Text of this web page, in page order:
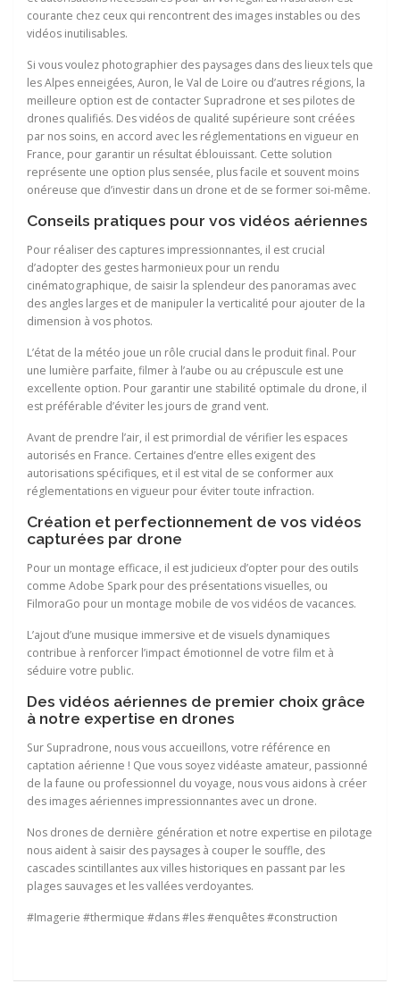
courante chez ceux qui rencontrent des images instables ou des
vidéos inutilisables.
Si vous voulez photographier des paysages dans des lieux tels que
les Alpes enneigées, Auron, le Val de Loire ou d’autres régions, la
meilleure option est de contacter Supradrone et ses pilotes de
drones qualifiés. Des vidéos de qualité supérieure sont créées
par nos soins, en accord avec les réglementations en vigueur en
France, pour garantir un résultat éblouissant. Cette solution
représente une option plus sensée, plus facile et souvent moins
onéreuse que d’investir dans un drone et de se former soi-même.
Conseils pratiques pour vos vidéos aériennes
Pour réaliser des captures impressionnantes, il est crucial
d’adopter des gestes harmonieux pour un rendu
cinématographique, de saisir la splendeur des panoramas avec
des angles larges et de manipuler la verticalité pour ajouter de la
dimension à vos photos.
L’état de la météo joue un rôle crucial dans le produit final. Pour
une lumière parfaite, filmer à l’aube ou au crépuscule est une
excellente option. Pour garantir une stabilité optimale du drone, il
est préférable d’éviter les jours de grand vent.
Avant de prendre l’air, il est primordial de vérifier les espaces
autorisés en France. Certaines d’entre elles exigent des
autorisations spécifiques, et il est vital de se conformer aux
réglementations en vigueur pour éviter toute infraction.
Création et perfectionnement de vos vidéos
capturées par drone
Pour un montage efficace, il est judicieux d’opter pour des outils
comme Adobe Spark pour des présentations visuelles, ou
FilmoraGo pour un montage mobile de vos vidéos de vacances.
L’ajout d’une musique immersive et de visuels dynamiques
contribue à renforcer l’impact émotionnel de votre film et à
séduire votre public.
Des vidéos aériennes de premier choix grâce
à notre expertise en drones
Sur Supradrone, nous vous accueillons, votre référence en
captation aérienne ! Que vous soyez vidéaste amateur, passionné
de la faune ou professionnel du voyage, nous vous aidons à créer
des images aériennes impressionnantes avec un drone.
Nos drones de dernière génération et notre expertise en pilotage
nous aident à saisir des paysages à couper le souffle, des
cascades scintillantes aux villes historiques en passant par les
plages sauvages et les vallées verdoyantes.
#Imagerie #thermique #dans #les #enquêtes #construction